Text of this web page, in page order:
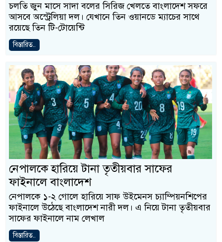
চলতি জুন মাসে সাদা বলের সিরিজ খেলতে বাংলাদেশ সফরে
আসবে অস্ট্রেলিয়া দল। যেখানে তিন ওয়ানডে ম্যাচের সাথে
রয়েছে তিন টি-টোয়েন্টি
বিস্তারিত..
নেপালকে হারিয়ে টানা তৃতীয়বার সাফের
ফাইনালে বাংলাদেশ
নেপালকে ১-২ গোলে হারিয়ে সাফ উইমেনস চ্যাম্পিয়নশিপের
ফাইনালে উঠেছে বাংলাদেশ নারী দল। এ নিয়ে টানা তৃতীয়বার
সাফের ফাইনালে নাম লেখাল
বিস্তারিত..